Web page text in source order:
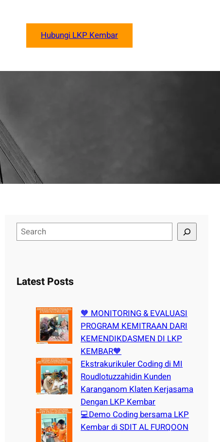
Hubungi LKP Kembar
e
cLatest Posts
🧡 MONITORING & EVALUASI
PROGRAM KEMITRAAN DARI
KEMENDIKDASMEN DI LKP
KEMBAR🧡
Ekstrakurikuler Coding di MI
Roudlotuzzahidin Kunden
Karanganom Klaten Kerjasama
Dengan LKP Kembar
💻Demo Coding bersama LKP
Kembar di SDIT AL FURQOON